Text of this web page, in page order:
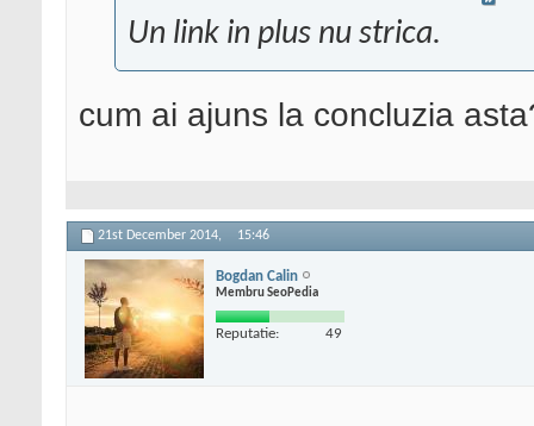
Un link in plus nu strica.
cum ai ajuns la concluzia
21st December 2014, 15:46
Bogdan Calin
Membru SeoPedia
Reputatie: 49